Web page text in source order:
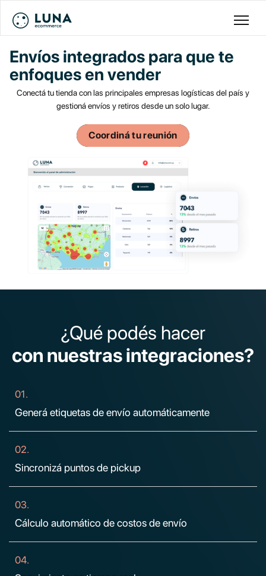
Envíos integrados para que te
enfoques en vender
Conectá tu tienda con las principales empresas logísticas del país y
gestioná envíos y retiros desde un solo lugar.
Coordiná tu reunión
¿Qué podés hacer
con nuestras integraciones?
01.
Generá etiquetas de envío automáticamente
02.
Sincronizá puntos de pickup
03.
Cálculo automático de costos de envío
04.